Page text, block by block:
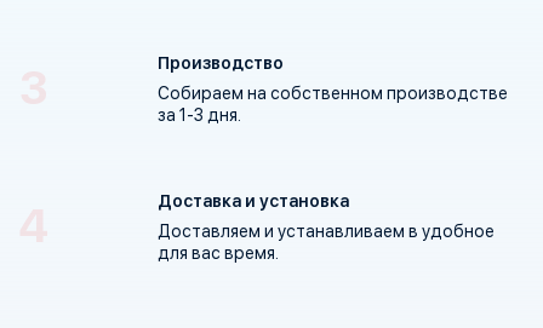
Производство
Собираем на собственном производстве
за 1-3 дня
Доставка и установка
Доставляем и устанавливаем в удобное
для вас время.